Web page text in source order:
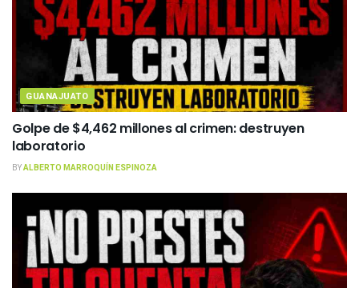
GUANAJUATO
Golpe de $4,462 millones al crimen: destruyen
laboratorio
BYALBERTO MARROQUÍN ESPINOZA